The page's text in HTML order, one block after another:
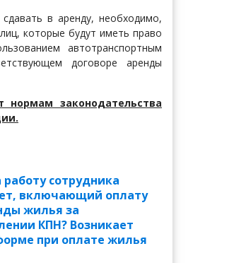
в аренду, необходимо,
которые будут иметь право
автотранспортным
договоре аренды
нормам законодательства
сотрудника
включающий оплату
жилья за
КПН? Возникает
при оплате жилья